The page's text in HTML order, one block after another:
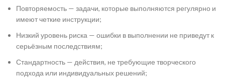
Повторяемость — задачи, которые выполняются регулярно и
имеют четкие инструкции;
Низкий уровень риска — ошибки в выполнении не приведут к
серьёзным последствиям;
Стандартность — действия, не требующие творческого
подхода или индивидуальных решений;